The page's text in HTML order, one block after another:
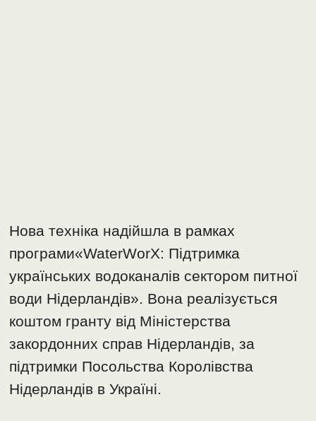
Нова техніка надійшла в рамках
програми«WaterWorX: Підтримка
українських водоканалів сектором питної
води Нідерландів». Вона реалізується
коштом гранту від Міністерства
закордонних справ Нідерландів, за
підтримки Посольства Королівства
Нідерландів в Україні.